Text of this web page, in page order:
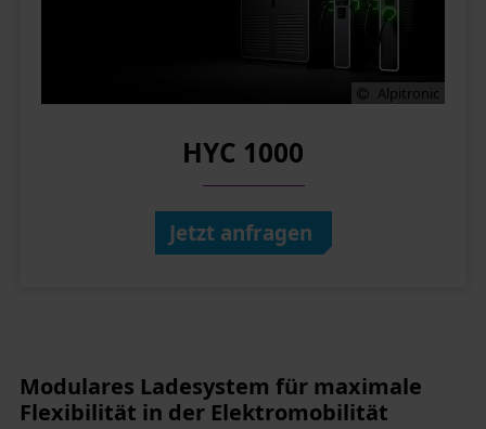
Alpitronic
HYC 1000
Jetzt anfragen
Modulares Ladesystem für maximale
Flexibilität in der Elektromobilität